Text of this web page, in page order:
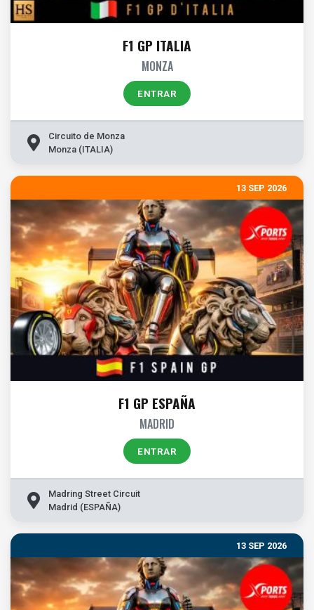
F1 GP ITALIA
MONZA
ENTRAR
Circuito de Monza
Monza (ITALIA)
13 SEP 2026
F1 GP ESPAÑA
MADRID
ENTRAR
Madring Street Circuit
Madrid (ESPAÑA)
13 SEP 2026